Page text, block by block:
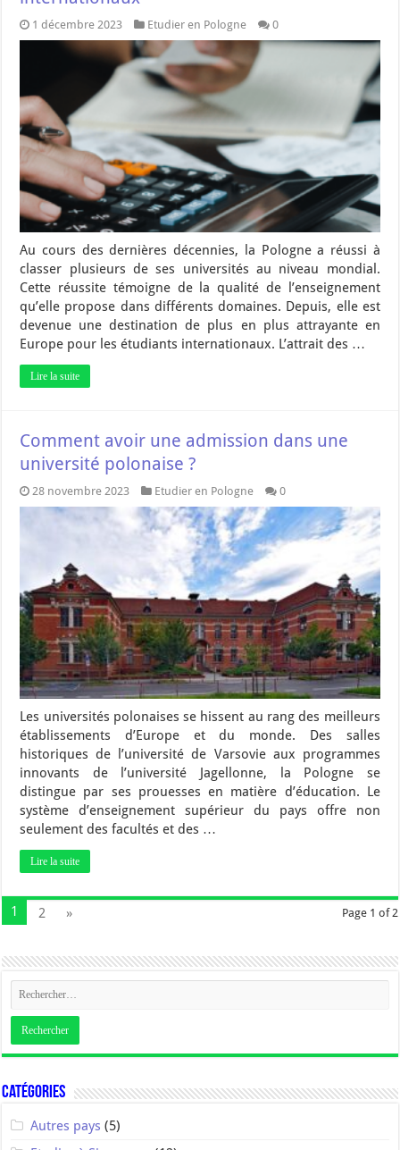
1 décembre 2023 Etudier en Pologne 0
Au cours des dernières décennies, la Pologne a réussi à
classer plusieurs de ses universités au niveau mondial.
Cette réussite témoigne de la qualité de l’enseignement
qu’elle propose dans différents domaines. Depuis, elle est
devenue une destination de plus en plus attrayante en
Europe pour les étudiants internationaux. L’attrait des …
Lire la suite
Comment avoir une admission dans une
université polonaise ?
28 novembre 2023 Etudier en Pologne 0
Les universités polonaises se hissent au rang des meilleurs
établissements d’Europe et du monde. Des salles
historiques de l’université de Varsovie aux programmes
innovants de l’université Jagellonne, la Pologne se
distingue par ses prouesses en matière d’éducation. Le
système d’enseignement supérieur du pays offre non
seulement des facultés et des …
Lire la suite
Page 1 of 2
1 2 »
Catégories
Autres pays (5)